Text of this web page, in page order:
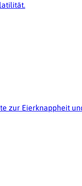
zur Eierknappheit